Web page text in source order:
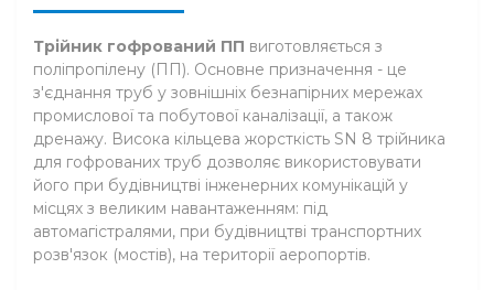
Трійник гофрований ПП виготовляється з
поліпропілену (ПП). Основне призначення - це
з'єднання труб у зовнішніх безнапірних мережах
промислової та побутової каналізації, а також
дренажу. Висока кільцева жорсткість SN 8 трійника
для гофрованих труб дозволяє використовувати
його при будівництві інженерних комунікацій у
місцях з великим навантаженням: під
автомагістралями, при будівництві транспортних
розв'язок (мостів), на території аеропортів.